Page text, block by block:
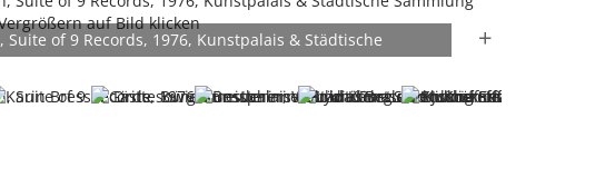
Suite of 9 Records, 1976, Kunstpalais & Städtische